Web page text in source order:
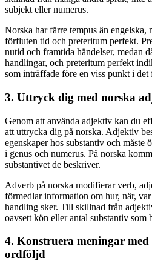
subjekt eller numerus.
Norska har färre tempus än engelska,
förfluten tid och preteritum perfekt.
nutid och framtida händelser, medan
handlingar, och preteritum perfekt
som inträffade före en viss punkt i det
3. Uttryck dig med norska
Genom att använda adjektiv kan du
att uttrycka dig på norska. Adjektiv
egenskaper hos substantiv och måste
i genus och numerus. På norska
substantivet de beskriver.
Adverb på norska modifierar verb,
förmedlar information om hur, när,
handling sker. Till skillnad från
oavsett kön eller antal substantiv som
4. Konstruera meningar
ordföljd